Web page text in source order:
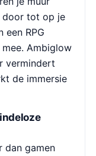
door tot op je
een RPG
Ambiglow
vermindert
de immersie
dan gamen